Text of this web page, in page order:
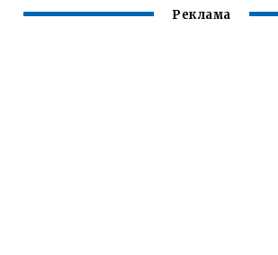
Реклама